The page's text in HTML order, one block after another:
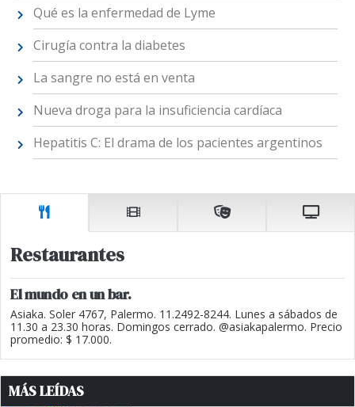
Qué es la enfermedad de Lyme
Cirugía contra la diabetes
La sangre no está en venta
Nueva droga para la insuficiencia cardíaca
Hepatitis C: El drama de los pacientes argentinos
Restaurantes
El mundo en un bar.
Asiaka. Soler 4767, Palermo. 11.2492-8244. Lunes a sábados de
11.30 a 23.30 horas. Domingos cerrado. @asiakapalermo. Precio
promedio: $ 17.000.
MÁS LEÍDAS